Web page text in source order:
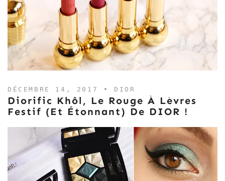
DÉCEMBRE 14, 2017 • DIOR
Diorific Khôl, Le Rouge À Lèvres
Festif (et Étonnant) De DIOR !